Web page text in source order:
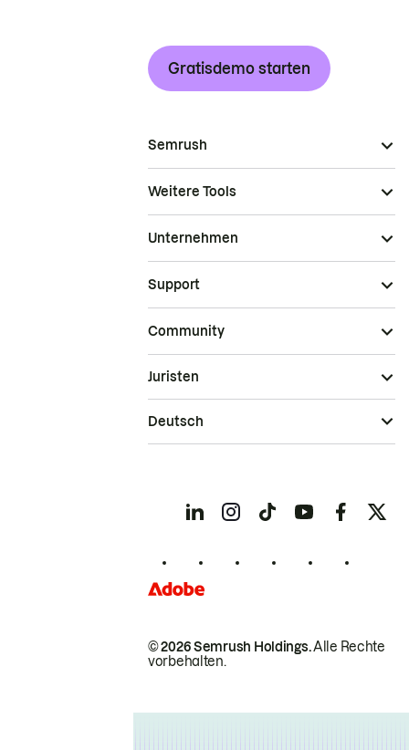
Gratisdemo starten
Semrush
Weitere Tools
Unternehmen
Support
Community
© 2026 Semrush Holdings.Alle Rechte
vorbehalten.
Juristen
Deutsch